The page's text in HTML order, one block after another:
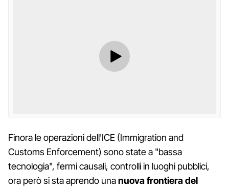
Finora le operazioni dell'ICE (Immigration and
Customs Enforcement) sono state a "bassa
tecnologia", fermi causali, controlli in luoghi pubblici,
ora però si sta aprendo unanuova frontiera del